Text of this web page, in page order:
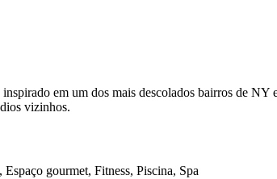
em um dos mais descolados bairros de
vizinhos.
gourmet, Fitness, Piscina, Spa